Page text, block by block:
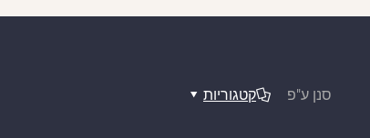
סנן ע"פ קטגוריות